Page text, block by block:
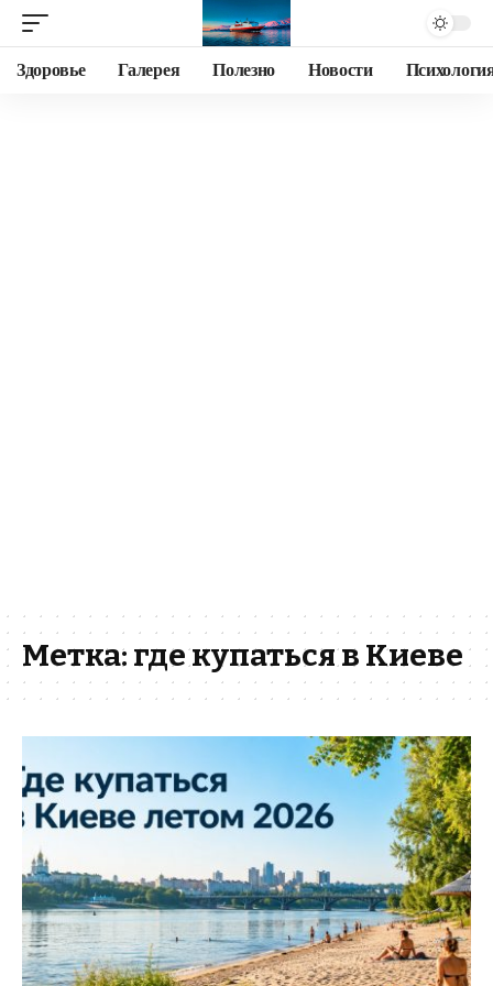
Здоровье Галерея Полезно Новости
Метка: где купаться в Киеве